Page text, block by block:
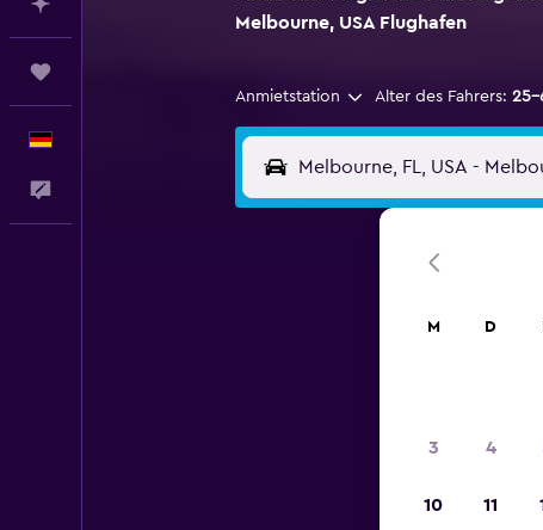
Melbourne, USA Flughafen
Anmietstation Alter des Fahrers: 25-
M D
3 4
10 11